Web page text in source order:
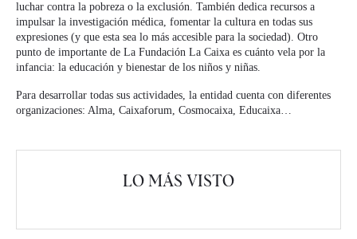
luchar contra la pobreza o la exclusión. También dedica recursos a
impulsar la investigación médica, fomentar la cultura en todas sus
expresiones (y que esta sea lo más accesible para la sociedad). Otro
punto de importante de La Fundación La Caixa es cuánto vela por la
infancia: la educación y bienestar de los niños y niñas.
Para desarrollar todas sus actividades, la entidad cuenta con diferentes
organizaciones: Alma, Caixaforum, Cosmocaixa, Educaixa…
LO MÁS VISTO